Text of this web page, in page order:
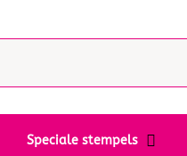
Speciale stempels